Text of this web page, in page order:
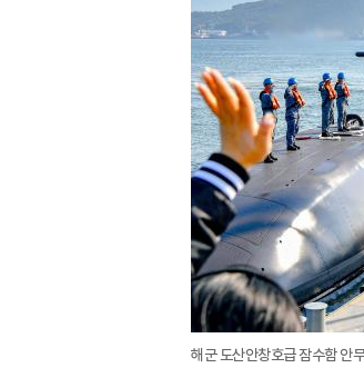
해군 도산안창호급 잠수함